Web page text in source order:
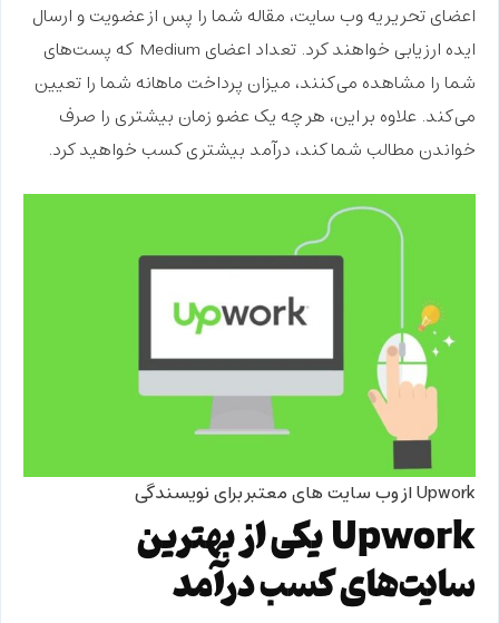
اعضای تحریریه وب سایت، مقاله شما را پس از عضویت و ارسال
ایده ارزیابی خواهند کرد. تعداد اعضای Medium که پست‌‌های
شما را مشاهده می‌‌کنند، میزان پرداخت ماهانه شما را تعیین
می‌کند. علاوه بر این، هر چه یک عضو زمان بیشتری را صرف
خواندن مطالب شما کند، درآمد بیشتری کسب خواهید کرد.
Upwork از وب سایت های معتبر برای نویسندگی
Upwork یکی از بهترین
سایت‌های کسب درآمد